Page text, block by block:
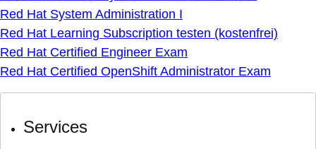
Red Hat System Administration I
Red Hat Learning Subscription testen (kostenfrei)
Red Hat Certified Engineer Exam
Red Hat Certified OpenShift Administrator Exam
Services